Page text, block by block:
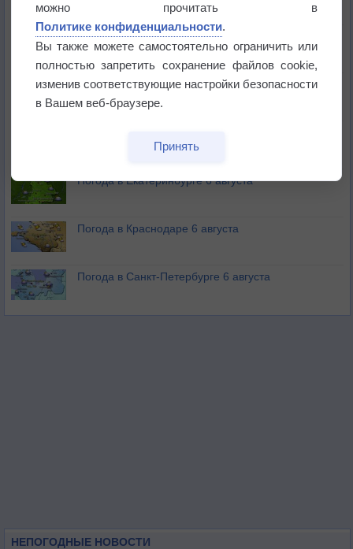
Атмосфера начала замерзать
В Приморье обнаружены морские волны тепла
Погода в Екатеринбурге 6 августа
Погода в Краснодаре 6 августа
Погода в Санкт-Петербурге 6 августа
НЕПОГОДНЫЕ НОВОСТИ
можно прочитать в
Политике конфиденциальности.
Вы также можете самостоятельно ограничить или
полностью запретить сохранение файлов cookie,
изменив соответствующие настройки безопасности
в Вашем веб-браузере.
Принять